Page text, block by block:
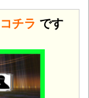
コチラ です